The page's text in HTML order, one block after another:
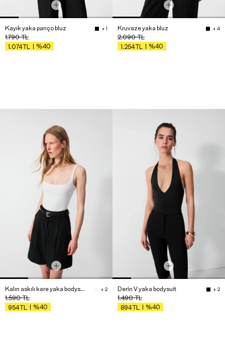
Kayık yaka panço bluz + 1
1.790TL
1.074TL %40
Kruvaze yaka bluz + 4
2.090TL
1.254TL %40
Kalın askılı kare yaka bodysuit + 2
1.590TL
954TL %40
Derin V yaka bodysuit + 2
1.490TL
894TL %40